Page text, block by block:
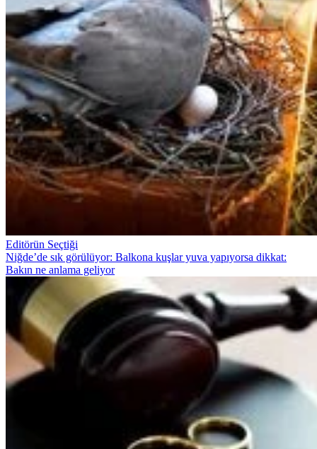
Editörün Seçtiği
Niğde’de sık görülüyor: Balkona kuşlar yuva yapıyorsa dikkat:
Bakın ne anlama geliyor